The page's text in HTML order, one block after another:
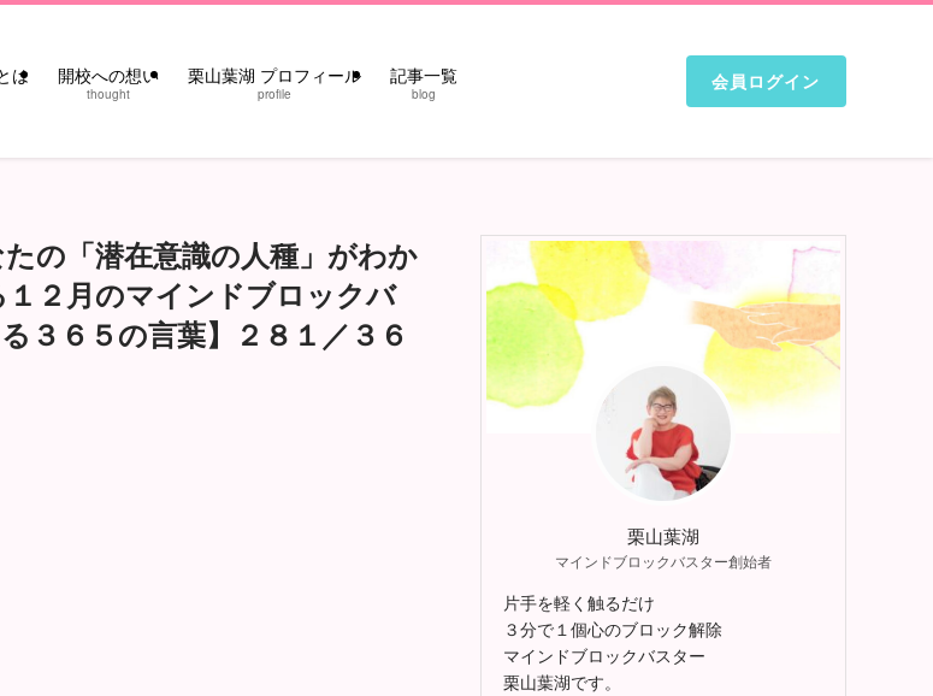
は 開校への想い
thought
栗山葉湖 プロフィール
profile
記事一覧
blog
会員ログイン
の「潜在意識の人種」がわか
２月のマインドブロックバ
３６５の言葉】２８１／３６
栗山葉湖
マインドブロックバスター創始者
片手を軽く触るだけ
３分で１個心のブロック解除
マインドブロックバスター
栗山葉湖です。